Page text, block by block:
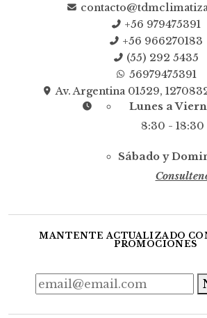
+56 979475391
+56 966270183
(55) 292 5435
56979475391
Av. Argentina 01529,
Lunes a
8:30 - 18:30
Sábado y
MANTENTE ACTUALIZADO
PROMOCIONES